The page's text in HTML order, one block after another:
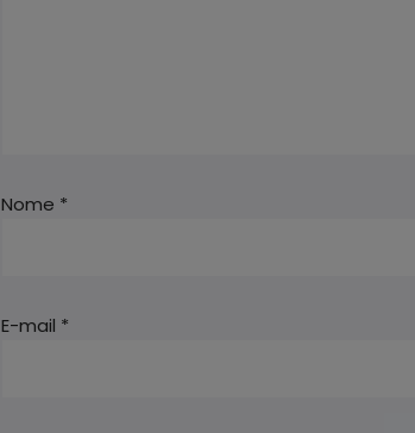
Nome *
E-mail *